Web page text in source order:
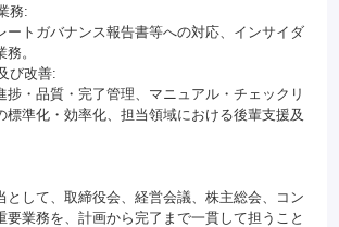
務:
ートガバナンス報告書等への対応、インサイダ
。
び改善:
捗・品質・完了管理、マニュアル・チェックリ
標準化・効率化、担当領域における後輩支援及
として、取締役会、経営会議、株主総会、コン
要業務を、計画から完了まで一貫して担うこと